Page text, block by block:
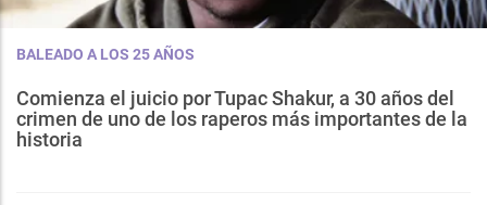
BALEADO A LOS 25 AÑOS
Comienza el juicio por Tupac Shakur, a 30 años del
crimen de uno de los raperos más importantes de la
historia